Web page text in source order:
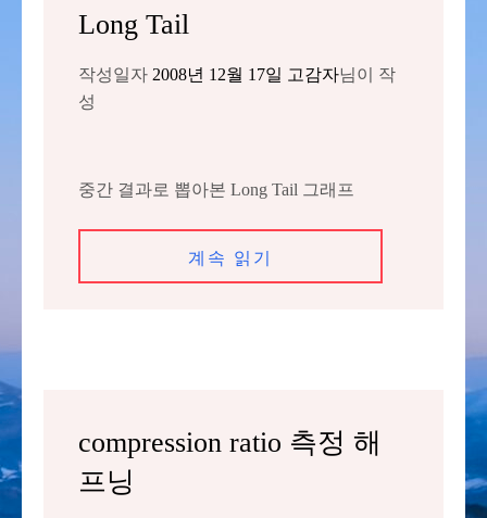
Long Tail
작성일자 2008년 12월 17일 고감자님이 작
성
중간 결과로 뽑아본 Long Tail 그래프
계속 읽기
compression ratio 측정 해
프닝